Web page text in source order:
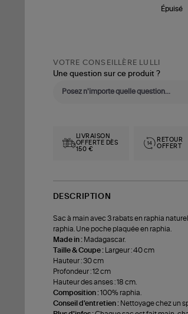
Épuisé
VOTRE CONSEILLÈRE LULLI
Une question sur ce produit ?
LIVRAISON
OFFERTE DÈS
150 €
RETOUR
OFFERT
DESCRIPTION
Sac à main avec 3 rabats en raphia
raphia. Une poche plaquée en raphia.
Made in : Madagascar.
Taille & Coupe :
Largeur : 40 cm
Hauteur : 30 cm
Profondeur : 12 cm
Hauteur des anses : 18 cm.
Composition :100% raphia.
Conseil d'entretien : Nettoyage chez un